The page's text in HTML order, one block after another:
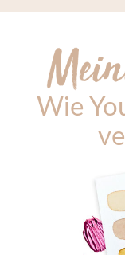
Wie